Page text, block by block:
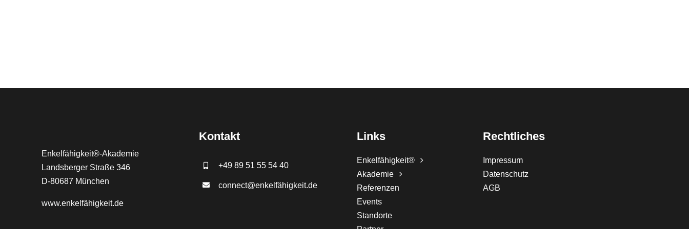
Enkelfähigkeit®-Akademie
Landsberger Straße 346
D-80687 München
www.enkelfähigkeit.de
Kontakt
+49 89 51 55 54 40
connect@enkelfähigkeit.de
Links
Enkelfähigkeit®
Akademie
Referenzen
Events
Standorte
Rechtliches
Impressum
Datenschutz
AGB